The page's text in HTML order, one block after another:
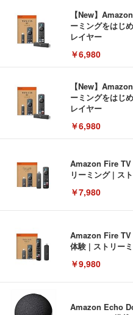
【New】
ーミングをはじ
レイヤー
￥6,980
【New】
ーミングをはじ
レイヤー
￥6,980
Amazon Fire TV
リーミング | ス
￥7,980
Amazon Fire
体験 | ストリー
￥9,980
Amazon Echo